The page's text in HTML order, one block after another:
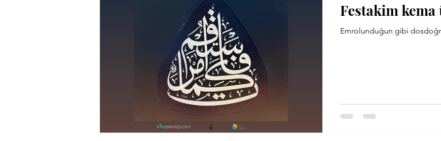
Festakim
Emrolunduğun gibi